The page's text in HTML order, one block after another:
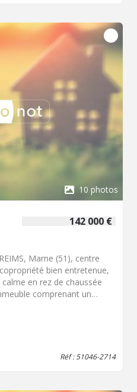
10 photos
142 000 €
Marne (51), centre
bien entretenue,
en rez de chaussée
comprenant un
une salle d'eau, un cabinet
individuel électrique,
Classe énergie : E.
Réf : 51046-2714